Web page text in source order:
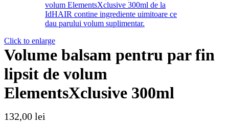
Click to enlarge
Volume balsam pentru par fin
lipsit de volum
ElementsXclusive 300ml
132,00 lei